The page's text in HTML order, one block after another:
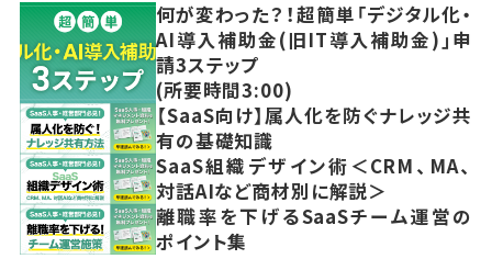
何が変わった？！超簡単「デジタル化・
AI導入補助金(旧IT導入補助金)」申
請3ステップ
(所要時間3:00)
【SaaS向け】属人化を防ぐナレッジ共
有の基礎知識
SaaS組織デザイン術＜CRM、MA、
対話AIなど商材別に解説＞
離職率を下げるSaaSチーム運営の
ポイント集